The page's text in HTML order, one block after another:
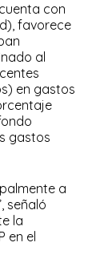
con
favorece
al
en gastos
gastos
a
señaló
la
en el